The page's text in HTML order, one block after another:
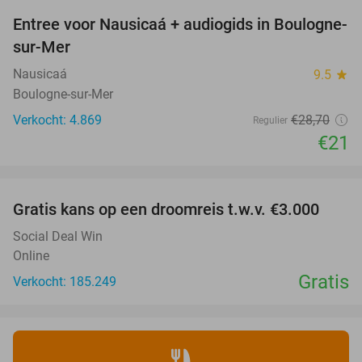
27%
Entree voor Nausicaá + audiogids in Boulogne-
sur-Mer
Nausicaá 9.5 star
Boulogne-sur-Mer
Verkocht: 4.869
Regulier €28,70
€21
Gratis kans op een droomreis t.w.v. €3.000
Social Deal Win
Online
Verkocht: 185.249
Gratis